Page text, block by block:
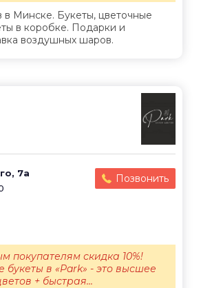
в Минске. Букеты, цветочные
в коробке. Подарки и
воздушных шаров.
7а
Позвонить
покупателям скидка 10%!
букеты в «Park» - это высшее
+ быстрая...